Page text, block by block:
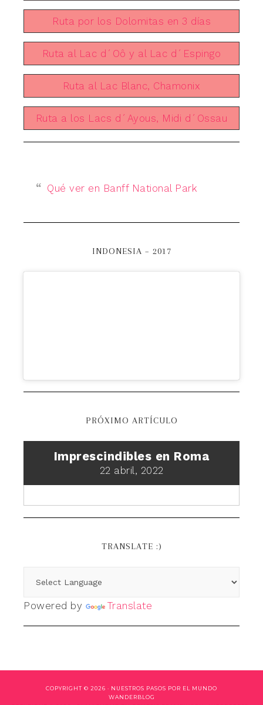
Ruta por los Dolomitas en 3 días
Ruta al Lac d´Oô y al Lac d´Espingo
Ruta al Lac Blanc, Chamonix
Ruta a los Lacs d´Ayous, Midi d´Ossau
Qué ver en Banff National Park
INDONESIA – 2017
PRÓXIMO ARTÍCULO
Imprescindibles en Roma
22 abril, 2022
TRANSLATE :)
Powered by Translate
COPYRIGHT © 2026 · NUESTROS PASOS POR EL MUNDO
WANDERBLOG